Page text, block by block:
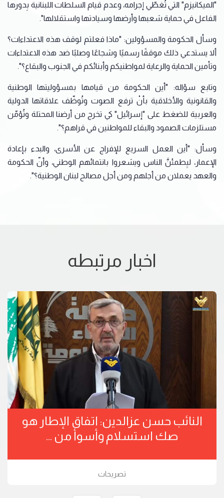
"الميكانيزم" التي تُغطّي إجرامه، وعدم قيام ‏السلطات اللبنانية بِدورها
الفاعل في حماية شعبها وأرضها وسيادتها واستقلالها".
وسأل ‏الحكومة والمسؤولين: "ماذا فعلتم لوقف هذه الاعتداءات؟
ألا يستدعي ذلك موقفًا رسميًا وشجاعًا وصلبًا ضد ‏هذه الاعتداءات
وتأمين الحماية والرعاية لمواطنيكم وأبنائكم في الجنوب والبقاع؟".
وتابع سؤاله: "أين الحكومة من قيامها ‏بمسؤوليتها الوطنية
والقانونية والأخلاقية بأنْ ترفع الصوت وتُوظّف علاقاتها الدولية
والعربية للضغط على ‌‏"إسرائيل" كي تخرج من أرضنا المحتلة وتُؤمّن
مستلزمات الصمود والبقاء للمواطنين في قراهم؟".
وسأل: "أين العمل ‏السريع للإفراج عن الأسرى، والبدء بإعادة
الإعمار، ليِطمئنَّ الناس ويشعروا بانتمائهم الوطني، وأنّ الحكومة
‏والعهد يعملان من أجلهم ومن أجل مصالح لبنان الوطنية؟".
اخبار مرتبطه
النائب حسن عزالدين: اتفاق الإطار هو
صك استسلام وأسوأ من ...
تصريحات